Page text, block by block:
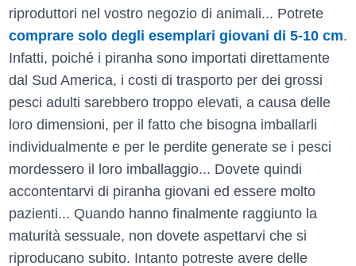
riproduttori nel vostro negozio di animali... Potrete
comprare solo degli esemplari giovani di 5-10 cm.
Infatti, poiché i piranha sono importati direttamente
dal Sud America, i costi di trasporto per dei grossi
pesci adulti sarebbero troppo elevati, a causa delle
loro dimensioni, per il fatto che bisogna imballarli
individualmente e per le perdite generate se i pesci
mordessero il loro imballaggio... Dovete quindi
accontentarvi di piranha giovani ed essere molto
pazienti... Quando hanno finalmente raggiunto la
maturità sessuale, non dovete aspettarvi che si
riproducano subito. Intanto potreste avere delle